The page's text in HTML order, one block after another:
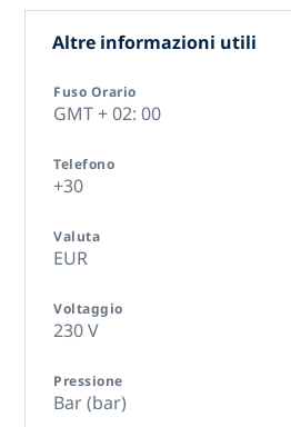
Altre informazioni utili
Fuso Orario
GMT + 02: 00
Telefono
+30
Valuta
EUR
Voltaggio
230 V
Pressione
Bar (bar)